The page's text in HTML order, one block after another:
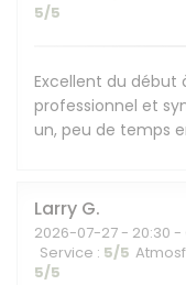
5/5
Excellent du début
professionnel et
un, peu de temps
Larry G
2026-07-27 - 20:30 -
Service : 5/5
5/5